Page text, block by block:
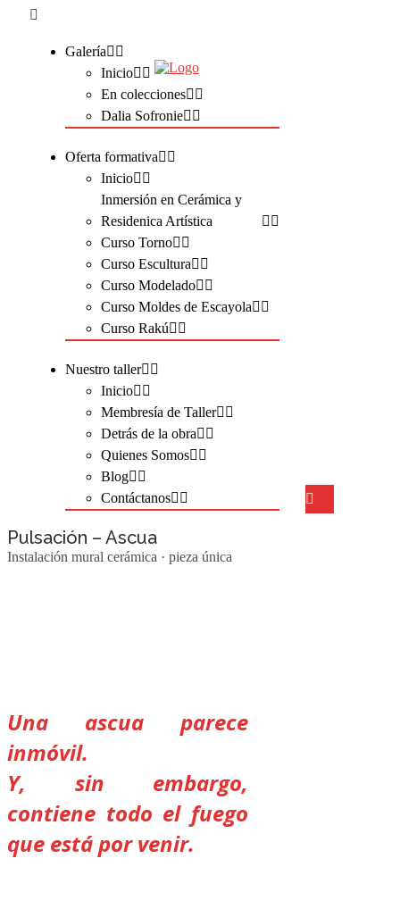
Galería
Inicio
En colecciones
Dalia Sofronie
Oferta formativa
Inicio
Inmersión en Cerámica y
Residenica Artística
Curso Torno
Curso Escultura
Curso Modelado
Curso Moldes de Escayola
Curso Rakú
Nuestro taller
Inicio
Membresía de Taller
Detrás de la obra
Quienes Somos
Blog
Contáctanos
Pulsación – Ascua
Instalación mural cerámica · pieza única
Una ascua parece
inmóvil.
Y, sin embargo,
contiene todo el fuego
que está por venir.